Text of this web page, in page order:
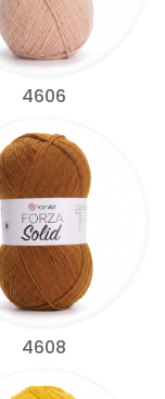
4606
4608